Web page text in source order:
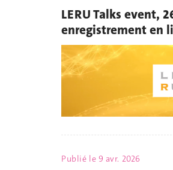
LERU Talks event,
enregistrement en
Publié le 9 avr. 2026